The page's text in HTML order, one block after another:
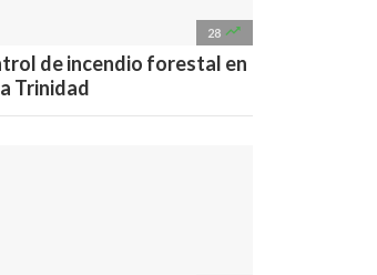
28 
de incendio forestal en
Trinidad